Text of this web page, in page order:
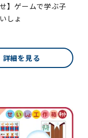
せ】ゲームで学ぶ子
しょ
詳細を見る